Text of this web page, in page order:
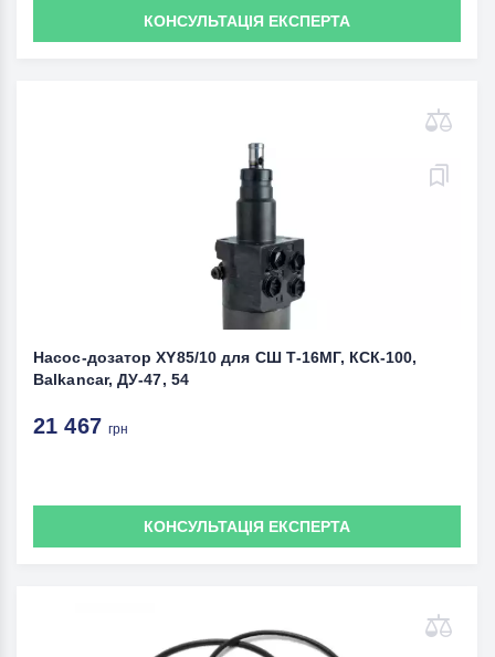
КОНСУЛЬТАЦІЯ ЕКСПЕРТА
Насос-дозатор XY85/10 для СШ Т-16МГ, КСК-100,
Balkancar, ДУ-47, 54
21 467грн
КОНСУЛЬТАЦІЯ ЕКСПЕРТА